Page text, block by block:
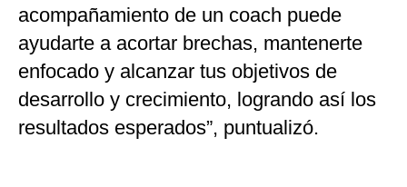
acompañamiento de un coach puede
ayudarte a acortar brechas, mantenerte
enfocado y alcanzar tus objetivos de
desarrollo y crecimiento, logrando así los
resultados esperados”, puntualizó.